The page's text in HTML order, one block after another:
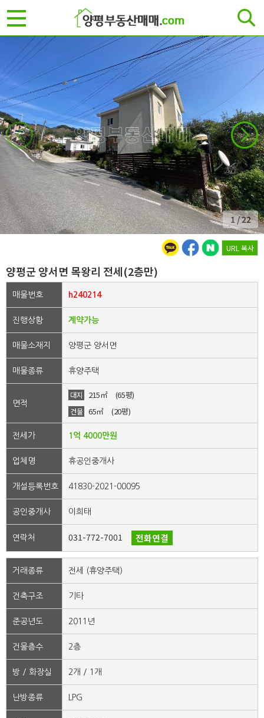
1/22
URL 복사
양평군 양서면 목왕리 전세(2층만)
매물번호 h240214
진행상황 계약가능
매물소재지 양평군 양서면
매물종류 휴양주택
면적
대지 215㎡ (65평)
건물 65㎡ (20평)
전세가 1억 4000만원
업체명 휴공인중개사
개설등록번호 41830-2021-00095
공인중개사 이희태
연락처 031-772-7001 전화연결
거래종류 전세 (휴양주택)
건축구조 기타
준공년도 2011년
건물층수 2층
방 / 화장실 2개 / 1개
난방종류 LPG